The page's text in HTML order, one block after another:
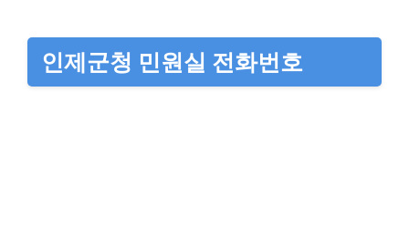
인제군청 민원실 전화번호